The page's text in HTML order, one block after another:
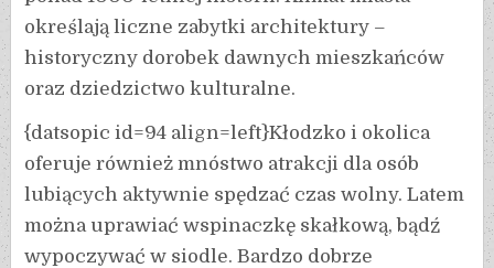
określają liczne zabytki architektury –
historyczny dorobek dawnych mieszkańców
oraz dziedzictwo kulturalne.
{datsopic id=94 align=left}Kłodzko i okolica
oferuje również mnóstwo atrakcji dla osób
lubiących aktywnie spędzać czas wolny. Latem
można uprawiać wspinaczkę skałkową, bądź
wypoczywać w siodle. Bardzo dobrze